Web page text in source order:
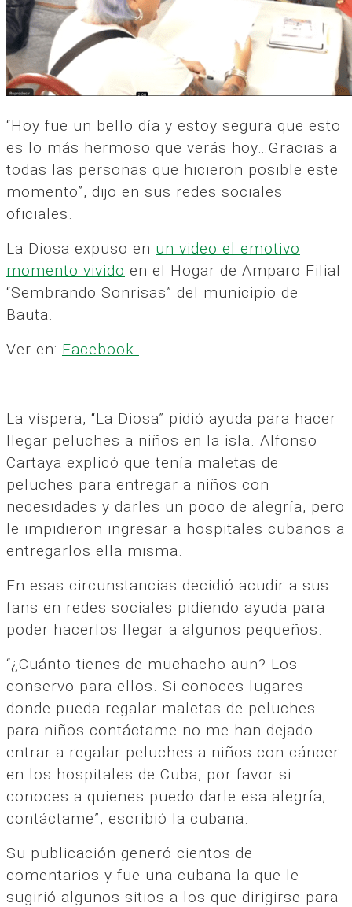
“Hoy fue un bello día y estoy segura que esto
es lo más hermoso que verás hoy…Gracias a
todas las personas que hicieron posible este
momento”, dijo en sus redes sociales
oficiales.
La Diosa expuso en un video el emotivo
momento vivido en el Hogar de Amparo Filial
“Sembrando Sonrisas” del municipio de
Bauta.
Ver en: Facebook.
La víspera, “La Diosa” pidió ayuda para hacer
llegar peluches a niños en la isla. Alfonso
Cartaya explicó que tenía maletas de
peluches para entregar a niños con
necesidades y darles un poco de alegría, pero
le impidieron ingresar a hospitales cubanos a
entregarlos ella misma.
En esas circunstancias decidió acudir a sus
fans en redes sociales pidiendo ayuda para
poder hacerlos llegar a algunos pequeños.
“¿Cuánto tienes de muchacho aun? Los
conservo para ellos. Si conoces lugares
donde pueda regalar maletas de peluches
para niños contáctame no me han dejado
entrar a regalar peluches a niños con cáncer
en los hospitales de Cuba, por favor si
conoces a quienes puedo darle esa alegría,
contáctame”, escribió la cubana.
Su publicación generó cientos de
comentarios y fue una cubana la que le
sugirió algunos sitios a los que dirigirse para